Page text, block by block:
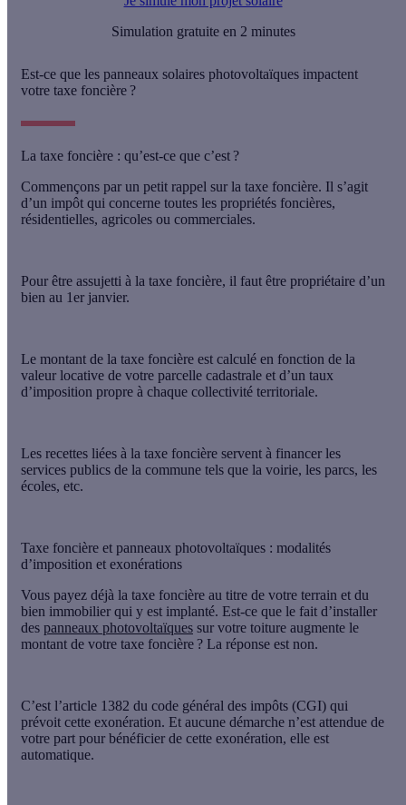
Simulation gratuite en 2 minutes
Est-ce que les panneaux solaires photovoltaïques impactent
votre taxe foncière ?
La taxe foncière : qu’est-ce que c’est ?
Commençons par un petit rappel sur la taxe foncière. Il s’agit
d’un impôt qui concerne toutes les propriétés foncières,
résidentielles, agricoles ou commerciales.
Pour être assujetti à la taxe foncière, il faut être propriétaire d’un
bien au 1er janvier.
Le montant de la taxe foncière est calculé en fonction de la
valeur locative de votre parcelle cadastrale et d’un taux
d’imposition propre à chaque collectivité territoriale.
Les recettes liées à la taxe foncière servent à financer les
services publics de la commune tels que la voirie, les parcs, les
écoles, etc.
Taxe foncière et panneaux photovoltaïques : modalités
d’imposition et exonérations
Vous payez déjà la taxe foncière au titre de votre terrain et du
bien immobilier qui y est implanté. Est-ce que le fait d’installer
des panneaux photovoltaïques sur votre toiture augmente le
montant de votre taxe foncière ? La réponse est non.
C’est l’article 1382 du code général des impôts (CGI) qui
prévoit cette exonération. Et aucune démarche n’est attendue de
votre part pour bénéficier de cette exonération, elle est
automatique.